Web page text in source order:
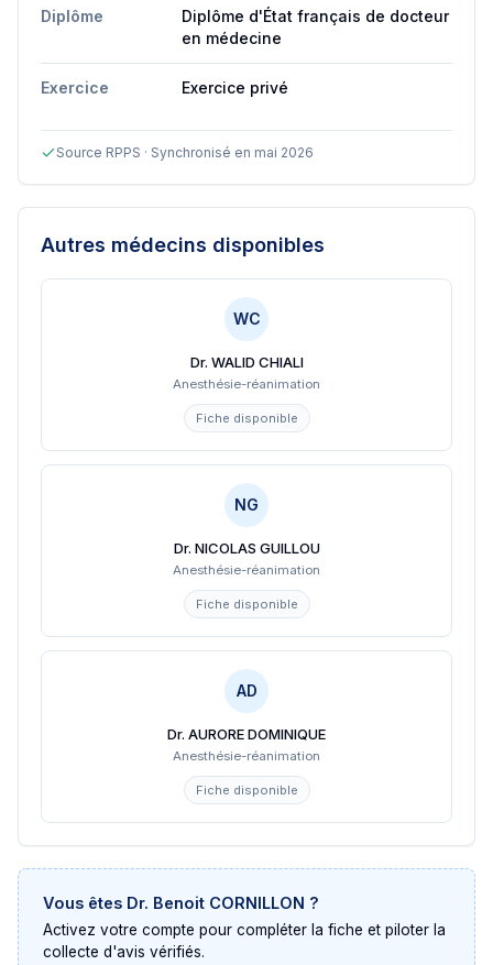
Diplôme
Diplôme d'État français de docteur
en médecine
Exercice Exercice privé
Source RPPS · Synchronisé en mai 2026
Autres médecins disponibles
WC
Dr. WALID CHIALI
Anesthésie-réanimation
Fiche disponible
NG
Dr. NICOLAS GUILLOU
Anesthésie-réanimation
Fiche disponible
AD
Dr. AURORE DOMINIQUE
Anesthésie-réanimation
Fiche disponible
Vous êtes Dr. Benoit CORNILLON ?
Activez votre compte pour compléter la fiche et piloter la
collecte d'avis vérifiés.